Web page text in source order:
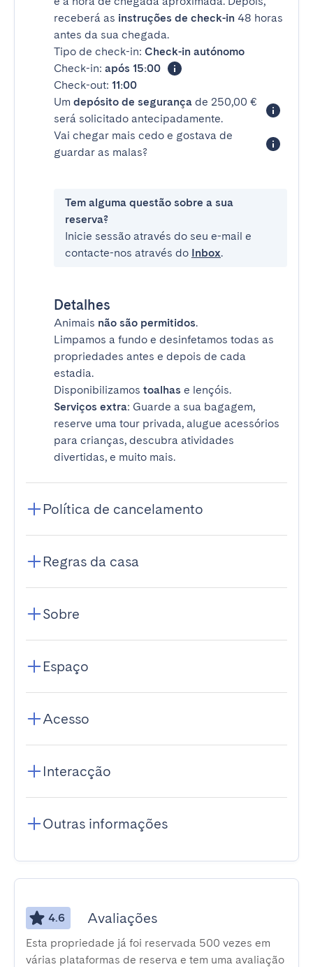
receberá as instruções de check-in 48 horas
antes da sua chegada.
Tipo de check-in: Check-in autónomo
Check-in: após 15:00
Check-out: 11:00
Um depósito de segurança de 250,00 €
será solicitado antecipadamente.
Vai chegar mais cedo e gostava de
guardar as malas?
Tem alguma questão sobre a sua
reserva?
Inicie sessão através do seu e-mail e
contacte-nos através do Inbox.
Detalhes
Animais não são permitidos.
Limpamos a fundo e desinfetamos todas as
propriedades antes e depois de cada
estadia.
Disponibilizamos toalhas e lençóis.
Serviços extra: Guarde a sua bagagem,
reserve uma tour privada, alugue acessórios
para crianças, descubra atividades
divertidas, e muito mais.
Política de cancelamento
Regras da casa
Sobre
Espaço
Acesso
Interacção
Outras informações
4.6 Avaliações
Esta propriedade já foi reservada 500 vezes em
várias plataformas de reserva e tem uma avaliação